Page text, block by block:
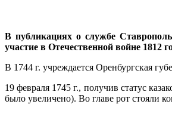
В публикациях о службе
участие в Отечественной войне
В 1744 г. учреждается Оренбургская
19 февраля 1745 г., получив статус
было увеличено). Во главе рот стояли